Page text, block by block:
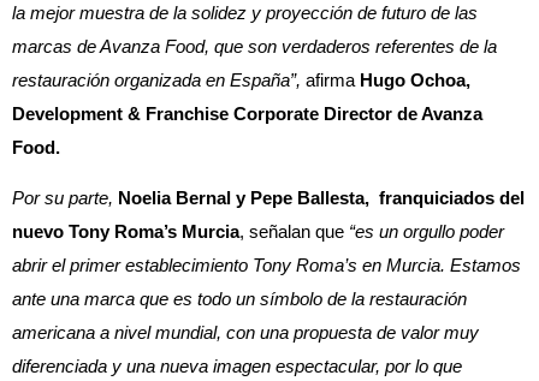
la mejor muestra de la solidez y proyección de futuro de las
marcas de Avanza Food, que son verdaderos referentes de la
restauración organizada en España”, afirma Hugo Ochoa,
Development & Franchise Corporate Director de Avanza
Food.
Por su parte, Noelia Bernal y Pepe Ballesta, franquiciados del
nuevo Tony Roma’s Murcia, señalan que “es un orgullo poder
abrir el primer establecimiento Tony Roma’s en Murcia. Estamos
ante una marca que es todo un símbolo de la restauración
americana a nivel mundial, con una propuesta de valor muy
diferenciada y una nueva imagen espectacular, por lo que